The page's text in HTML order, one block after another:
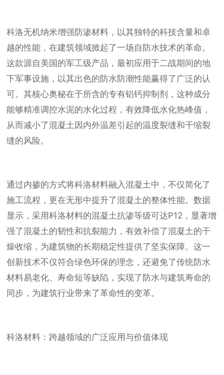
科洛无机纳米增强防渗材料，以其独特的科技含量和卓
越的性能，在建筑领域掀起了一场自防水技术的革命。
这款源自美国的军工级产品，最初应用于二战期间的地
下军事设施，以其出色的防水防潮性能赢得了广泛的认
可。其核心奥秘在于所含的专有铝钙抑制剂，这种成分
能够精准调控水泥的水化过程，有效降低水化热峰值，
从而减小了混凝土因内外温差引起的温度裂缝和干缩裂
缝的风险。
通过内掺的方式将科洛材料融入混凝土中，不仅简化了
施工流程，更在无形中提升了混凝土的整体性能。数据
显示，采用科洛材料的混凝土抗渗等级可达P12，显著增
强了混凝土的韧性和抗裂能力，有效补偿了混凝土的干
燥收缩，为建筑物的长期稳定性提供了坚实保障。这一
创新技术不仅符合绿色环保的理念，还避免了传统防水
材料易老化、寿命短等缺陷，实现了防水与建筑寿命的
同步，为建筑行业带来了革命性的变革。
科洛材料：跨越领域的广泛应用与价值体现